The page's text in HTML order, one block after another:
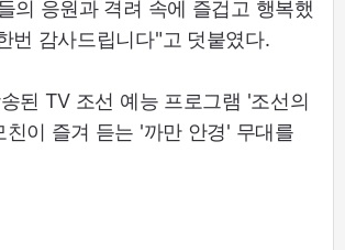
의 응원과 격려 속에 즐겁고 행복했
번 감사드립니다"고 덧붙였다.
된 TV 조선 예능 프로그램 '조선의
친이 즐겨 듣는 '까만 안경' 무대를